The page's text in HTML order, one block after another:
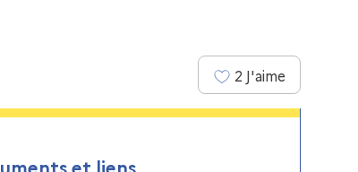
2 J'aime
et liens